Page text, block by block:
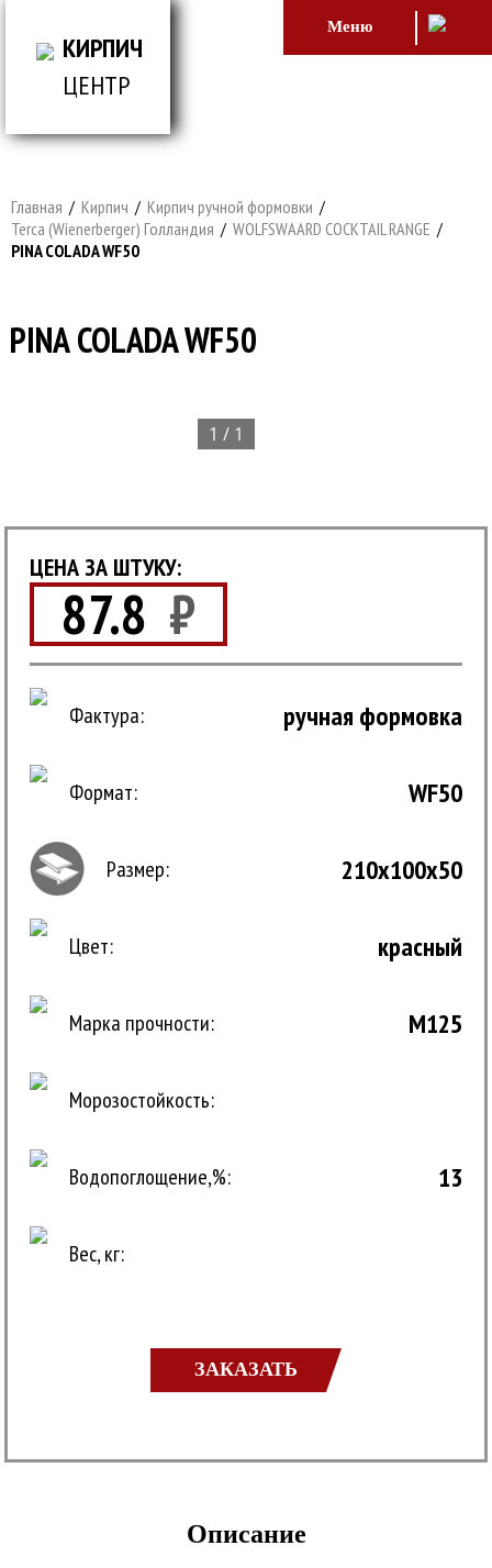
КИРПИЧ
ЦЕНТР
Меню
Главная / Кирпич / Кирпич ручной формовки /
Terca (Wienerberger) Голландия / WOLFSWAARD COCKTAIL RANGE /
PINA COLADA WF50
PINA COLADA WF50
1 / 1
ЦЕНА ЗА ШТУКУ:
87.8 ₽
Фактура: ручная формовка
Формат: WF50
Размер: 210x100x50
Цвет: красный
Марка прочности: M125
Морозостойкость:
Водопоглощение,%: 13
Вес, кг:
ЗАКАЗАТЬ
Описание